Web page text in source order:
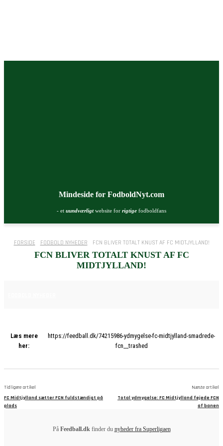
Mindeside for FodboldNyt.com
- et uundværligtwebsite for rigtige fodboldfans
FORSIDE FODBOLD NYHEDER FCN BLIVER TOTALT KNUST AF FC MIDTJYLLAND!
FCN BLIVER TOTALT KNUST AF FC
MIDTJYLLAND!
Læs mere
her:
https://feedball.dk/74215986-ydmygelse-fc-midtjylland-smadrede-
fcn__trashed
Tidligere artikel
FC Midtjylland sætter FCN fuldstændigt på
plads
Næste artikel
Total ydmygelse: FC Midtjylland fejede FCN
af banen
På Feedball.dkfinder du nyheder fra Superligaen